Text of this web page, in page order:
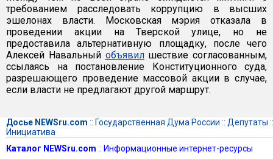
требованием расследовать коррупцию в высших
эшелонах власти. Московская мэрия отказала в
проведении акции на Тверской улице, но не
предоставила альтернативную площадку, после чего
Алексей Навальный объявилшествие согласованным,
ссылаясь на постановление Конституционного суда,
разрешающего проведение массовой акции в случае,
если власти не предлагают другой маршрут.
Досье NEWSru.com :: Государственная Дума России :: Депутаты ::
Инициатива
Каталог NEWSru.com :: Информационные интернет-ресурсы